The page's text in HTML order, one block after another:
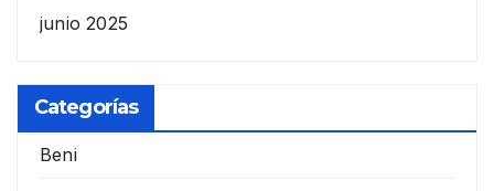
junio 2025
Categorías
Beni